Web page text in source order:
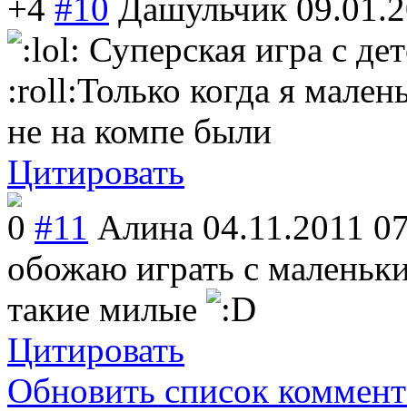
+4 #10 Дашульчик
Суперская игра с
:roll:Только когда я
не на компе были
Цитировать
0 #11 Алина 04.11.2011
обожаю играть с
такие милые
Цитировать
Обновить список